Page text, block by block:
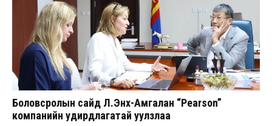
Боловсролын сайд Л.Энх-Амгалан “Pearson”
компанийн удирдлагатай уулзлаа